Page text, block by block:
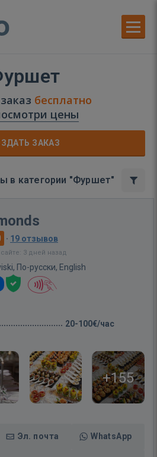
бесплатно
цены
ЗАКАЗ
в категории "Фуршет"
· 19 отзывов
3 дней назад
По-русски, English
20-100€/час
+155
Эл. почта WhatsApp